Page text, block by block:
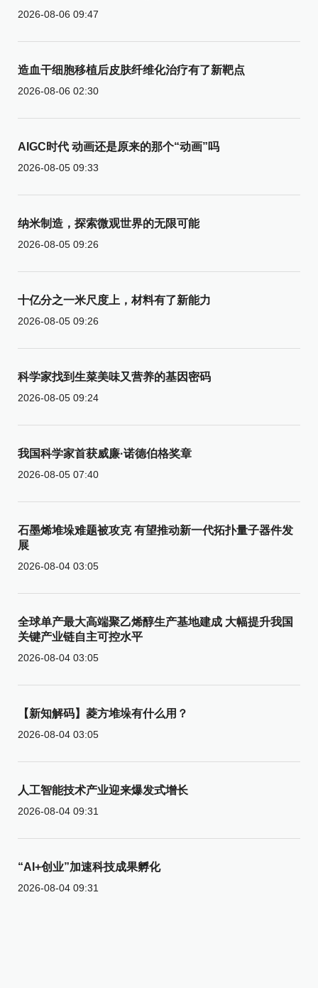
2026-08-06 09:47
造血干细胞移植后皮肤纤维化治疗有了新靶点
2026-08-06 02:30
AIGC时代 动画还是原来的那个“动画”吗
2026-08-05 09:33
纳米制造，探索微观世界的无限可能
2026-08-05 09:26
十亿分之一米尺度上，材料有了新能力
2026-08-05 09:26
科学家找到生菜美味又营养的基因密码
2026-08-05 09:24
我国科学家首获威廉·诺德伯格奖章
2026-08-05 07:40
石墨烯堆垛难题被攻克 有望推动新一代拓扑量子器件发
展
2026-08-04 03:05
全球单产最大高端聚乙烯醇生产基地建成 大幅提升我国
关键产业链自主可控水平
2026-08-04 03:05
【新知解码】菱方堆垛有什么用？
2026-08-04 03:05
人工智能技术产业迎来爆发式增长
2026-08-04 09:31
“AI+创业”加速科技成果孵化
2026-08-04 09:31